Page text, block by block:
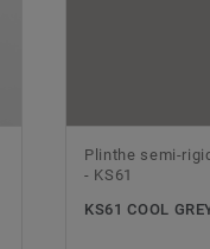
Plinthe semi-
- KS61
KS61 COOL